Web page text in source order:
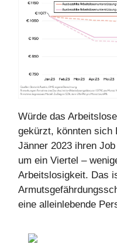
Würde das
gekürzt, könnten sich
Jänner 2023 ihren
um ein Viertel –
Arbeitslosigkeit. Das
eine alleinlebende